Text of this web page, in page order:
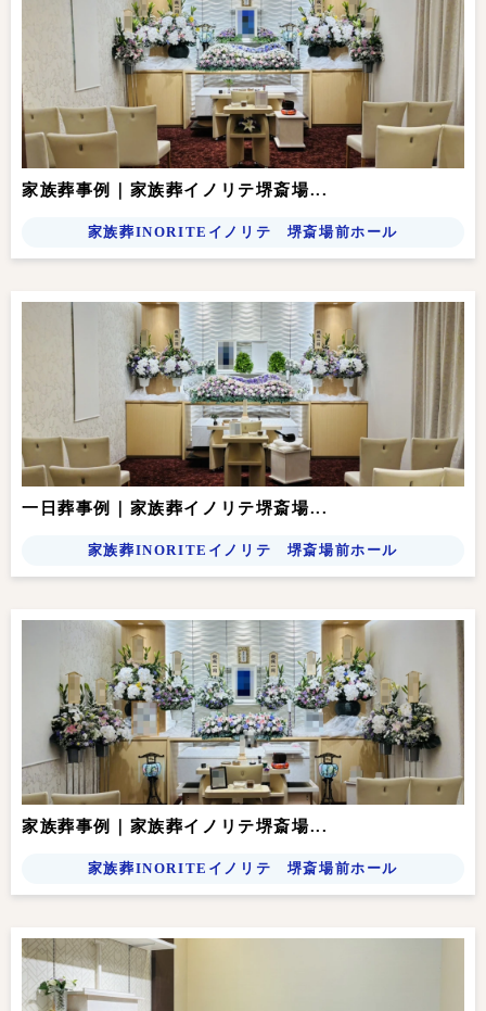
家族葬事例｜家族葬イノリテ堺斎場...
家族葬INORITEイノリテ 堺斎場前ホール
一日葬事例｜家族葬イノリテ堺斎場...
家族葬INORITEイノリテ 堺斎場前ホール
家族葬事例｜家族葬イノリテ堺斎場...
家族葬INORITEイノリテ 堺斎場前ホール